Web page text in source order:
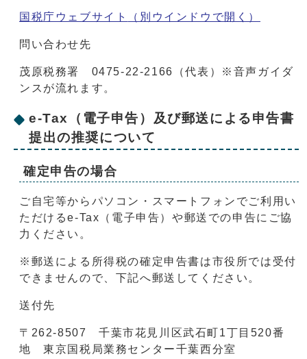
国税庁ウェブサイト （別ウインドウで開く）
問い合わせ先
茂原税務署 0475-22-2166（代表）※音声ガイダ
ンスが流れます。
e-Tax（電子申告）及び郵送による申告書
提出の推奨について
確定申告の場合
ご自宅等からパソコン・スマートフォンでご利用い
ただけるe-Tax（電子申告）や郵送での申告にご協
力ください。
※郵送による所得税の確定申告書は市役所では受付
できませんので、下記へ郵送してください。
送付先
〒262-8507 千葉市花見川区武石町1丁目520番
地 東京国税局業務センター千葉西分室